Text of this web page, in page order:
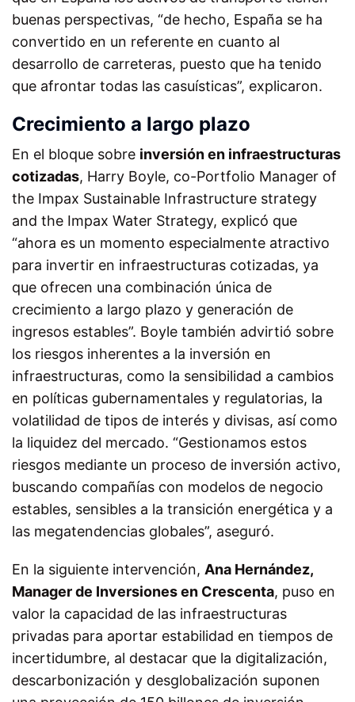
buenas perspectivas, “de hecho, España se ha
convertido en un referente en cuanto al
desarrollo de carreteras, puesto que ha tenido
que afrontar todas las casuísticas”, explicaron.
Crecimiento a largo plazo
En el bloque sobre inversión en infraestructuras
cotizadas, Harry Boyle, co-Portfolio Manager of
the Impax Sustainable Infrastructure strategy
and the Impax Water Strategy, explicó que
“ahora es un momento especialmente atractivo
para invertir en infraestructuras cotizadas, ya
que ofrecen una combinación única de
crecimiento a largo plazo y generación de
ingresos estables”. Boyle también advirtió sobre
los riesgos inherentes a la inversión en
infraestructuras, como la sensibilidad a cambios
en políticas gubernamentales y regulatorias, la
volatilidad de tipos de interés y divisas, así como
la liquidez del mercado. “Gestionamos estos
riesgos mediante un proceso de inversión activo,
buscando compañías con modelos de negocio
estables, sensibles a la transición energética y a
las megatendencias globales”, aseguró.
En la siguiente intervención, Ana Hernández,
Manager de Inversiones en Crescenta, puso en
valor la capacidad de las infraestructuras
privadas para aportar estabilidad en tiempos de
incertidumbre, al destacar que la digitalización,
descarbonización y desglobalización suponen